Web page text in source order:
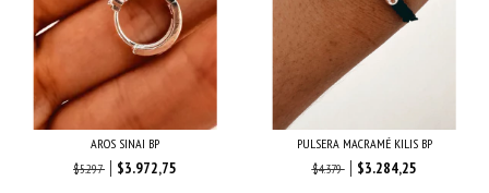
AROS SINAI BP
$5.297
$3.972,75
PULSERA MACRAMÉ KILIS BP
$4.379
$3.284,25